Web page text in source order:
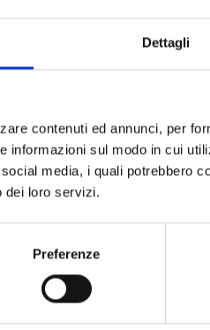
Dettagli
contenuti ed annunci, per
informazioni sul modo in cui
media, i quali potrebbero
dei loro servizi.
Preferenze
and Development Service
Tourism and
Heritage